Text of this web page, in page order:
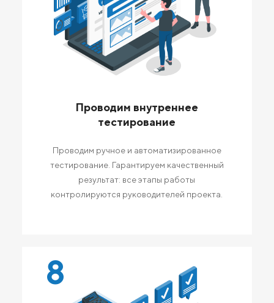
Проводим внутреннее
тестирование
Проводим ручное и автоматизированное
тестирование. Гарантируем качественный
результат: все этапы работы
контролируются руководителей проекта.
8